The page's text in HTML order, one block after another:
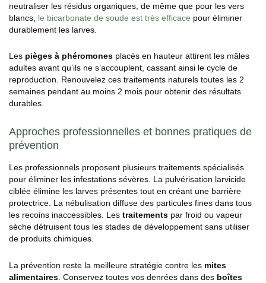
neutraliser les résidus organiques, de même que pour les vers
blancs, le bicarbonate de soude est très efficace pour éliminer
durablement les larves.
Les pièges à phéromones placés en hauteur attirent les mâles
adultes avant qu’ils ne s’accouplent, cassant ainsi le cycle de
reproduction. Renouvelez ces traitements naturels toutes les 2
semaines pendant au moins 2 mois pour obtenir des résultats
durables.
Approches professionnelles et bonnes pratiques de
prévention
Les professionnels proposent plusieurs traitements spécialisés
pour éliminer les infestations sévères. La pulvérisation larvicide
ciblée élimine les larves présentes tout en créant une barrière
protectrice. La nébulisation diffuse des particules fines dans tous
les recoins inaccessibles. Les traitements par froid ou vapeur
sèche détruisent tous les stades de développement sans utiliser
de produits chimiques.
La prévention reste la meilleure stratégie contre les mites
alimentaires . Conservez toutes vos denrées dans des boîtes